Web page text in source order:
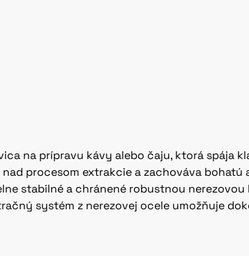
na prípravu kávy alebo čaju, ktorá
procesom extrakcie a zachováva
stabilné a chránené robustnou
systém z nerezovej ocele umožňuje